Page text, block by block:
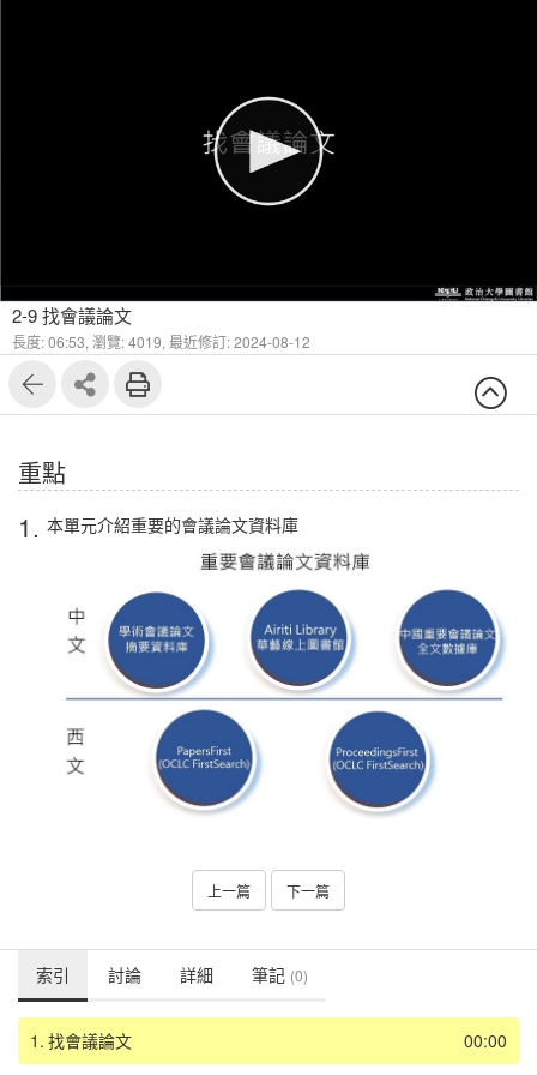
2-9 找會議論文
長度: 06:53, 瀏覽: 4019, 最近修訂: 2024-08-12
重點
1. 本單元介紹重要的會議論文資料庫
上一篇 下一篇
索引 討論 詳細 筆記 (0)
00:00
1. 找會議論文